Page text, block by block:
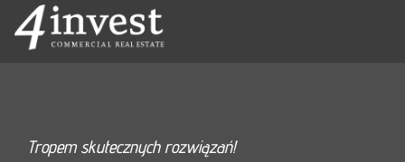
Tropem skutecznych rozwiązań!